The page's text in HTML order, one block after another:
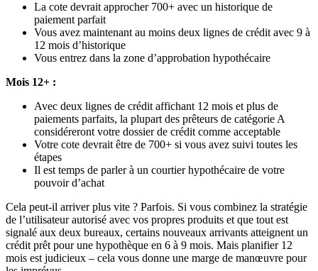
La cote devrait approcher 700+ avec un historique de
paiement parfait
Vous avez maintenant au moins deux lignes de crédit avec 9 à
12 mois d’historique
Vous entrez dans la zone d’approbation hypothécaire
Mois 12+ :
Avec deux lignes de crédit affichant 12 mois et plus de
paiements parfaits, la plupart des prêteurs de catégorie A
considéreront votre dossier de crédit comme acceptable
Votre cote devrait être de 700+ si vous avez suivi toutes les
étapes
Il est temps de parler à un courtier hypothécaire de votre
pouvoir d’achat
Cela peut-il arriver plus vite ? Parfois. Si vous combinez la stratégie
de l’utilisateur autorisé avec vos propres produits et que tout est
signalé aux deux bureaux, certains nouveaux arrivants atteignent un
crédit prêt pour une hypothèque en 6 à 9 mois. Mais planifier 12
mois est judicieux – cela vous donne une marge de manœuvre pour